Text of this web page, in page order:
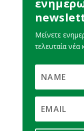
Μείνετε
τελευταία νέα